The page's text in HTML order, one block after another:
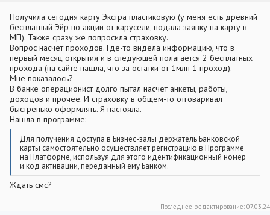
Получила сегодня карту Экстра пластиковую (у меня есть древний
бесплатный Эйр по акции от карусели, подала заявку на карту в
МП). Также сразу же попросила страховку.
Вопрос насчет проходов. Где-то видела информацию, что в
первый месяц открытия и в следующей полагается 2 бесплатных
прохода (на сайте нашла, что за остатки от 1млн 1 проход).
Мне показалось?
В банке операционист долго пытал насчет анкеты, работы,
доходов и прочее. И страховку в общем-то отговаривал
быстренько оформлять. Я настояла.
Нашла в программе:
Для получения доступа в Бизнес-залы держатель Банковской
карты самостоятельно осуществляет регистрацию в Программе
на Платформе, используя для этого идентификационный номер
и код активации, переданный ему Банком.
Ждать смс?
Последнее редактирование: 07.03.24